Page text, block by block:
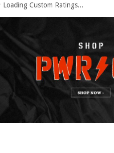
Loading Custom Ratings...